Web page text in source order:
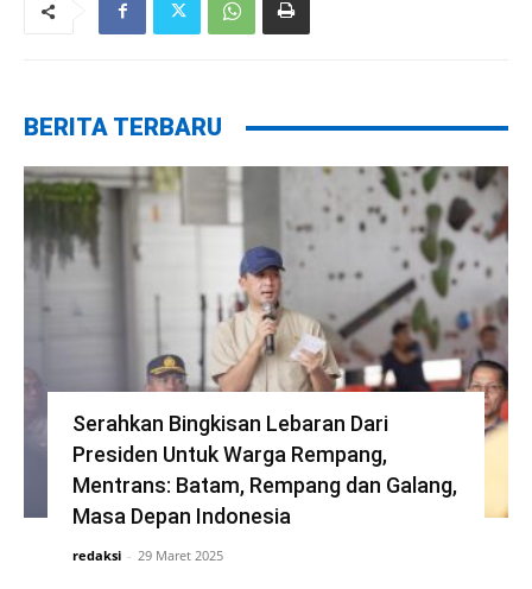
BERITA TERBARU
Serahkan Bingkisan Lebaran Dari
Presiden Untuk Warga Rempang,
Mentrans: Batam, Rempang dan Galang,
Masa Depan Indonesia
redaksi - 29 Maret 2025